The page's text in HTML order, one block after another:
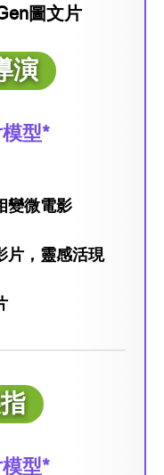
圖文片
演
型*
變微電影
片，靈感活現
型*